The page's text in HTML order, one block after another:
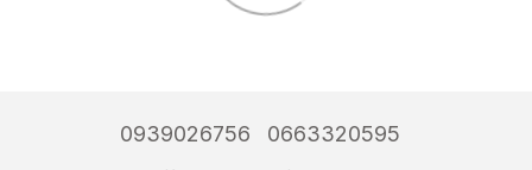
0939026756 0663320595